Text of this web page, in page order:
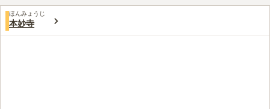
ほんみょうじ
本妙寺